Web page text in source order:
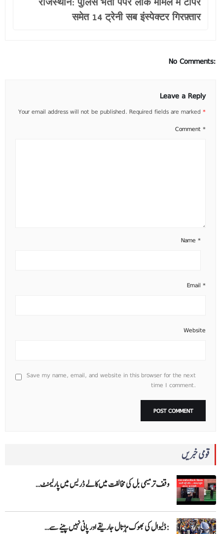
قومی خبریں
وقف ترمیمی بل کی مخالفت میں کالے ڈریس میں پارلیمنٹ…
:ڈلیوال کی بھوک ہڑتال جاریقے اور پانی نہیں پینے سے…
समेत 14 ट्रेनी सब इंस्पेक्टर गिरफ़्तार
No Comments:
Leave a Reply
Your email address will not be published. Required fields are marked *
Comment *
Name *
Email *
Website
Save my name, email, and website in this browser for the next
time I comment.